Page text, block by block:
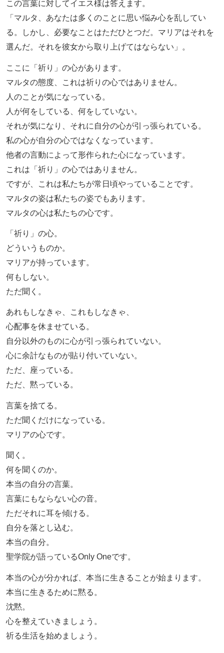
この言葉に対してイエス様は答えます。
「マルタ、あなたは多くのことに思い悩み心を乱してい
る。しかし、必要なことはただひとつだ。マリアはそれを
選んだ。それを彼女から取り上げてはならない」。
ここに「祈り」の心があります。
マルタの態度、これは祈りの心ではありません。
人のことが気になっている。
人が何をしている、何をしていない。
それが気になり、それに自分の心が引っ張られている。
私の心が自分の心ではなくなっています。
他者の言動によって形作られた心になっています。
これは「祈り」の心ではありません。
ですが、これは私たちが常日頃やっていることです。
マルタの姿は私たちの姿でもあります。
マルタの心は私たちの心です。
「祈り」の心。
どういうものか。
マリアが持っています。
何もしない。
ただ聞く。
あれもしなきゃ、これもしなきゃ、
心配事を休ませている。
自分以外のものに心が引っ張られていない。
心に余計なものが貼り付いていない。
ただ、座っている。
ただ、黙っている。
言葉を捨てる。
ただ聞くだけになっている。
マリアの心です。
聞く。
何を聞くのか。
本当の自分の言葉。
言葉にもならない心の音。
ただそれに耳を傾ける。
自分を落とし込む。
本当の自分。
聖学院が語っているOnly Oneです。
本当の心が分かれば、本当に生きることが始まります。
本当に生きるために黙る。
沈黙。
心を整えていきましょう。
祈る生活を始めましょう。